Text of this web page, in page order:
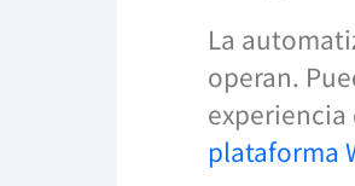
La
operan.
plataforma